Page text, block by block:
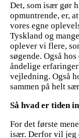
Det, som især gør
opmuntrende, er,
vores egne
Tyskland og
oplever vi flere,
søgende. Også
åndelige
vejledning. Også
sammen på helt
Så hvad er tiden
For det første
især. Derfor vil jeg